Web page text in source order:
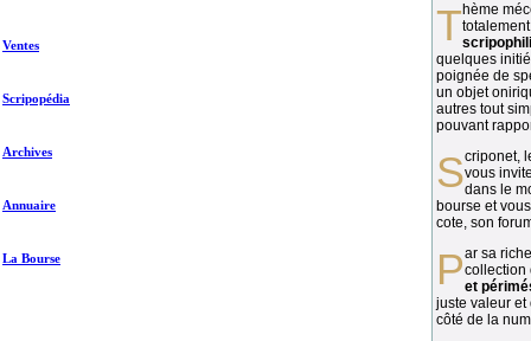
Ventes
Scripopédia
Archives
Annuaire
La Bourse
Thème méconnu des collectionneurs et
quelques
poignée de
un objet
autres tout
pouvant
vous
dans le
bourse et
cote, son
Par sa richesse et sa diversité, lacollection
et
juste valeur et
côté de la